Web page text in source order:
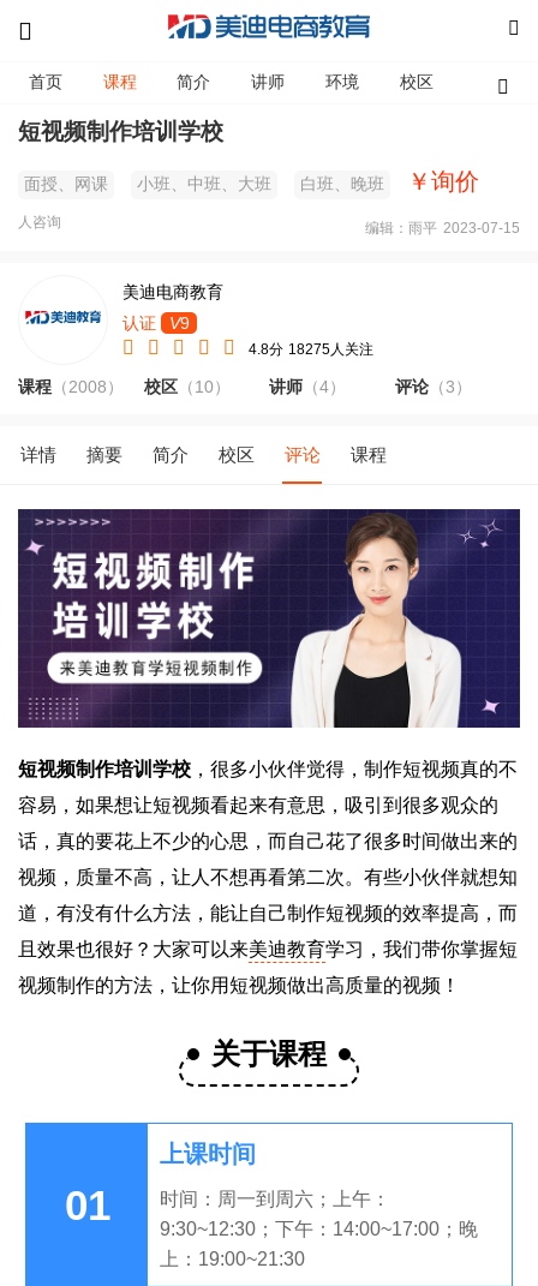
首页 课程 简介 讲师 环境 校区 资讯
短视频制作培训学校
面授、网课 小班、中班、大班 白班、晚班 ￥询价
人咨询 2023-07-15
编辑：雨平
美迪电商教育
认证
V9
4.8分 18275人关注
课程 （2008） 校区（10） 讲师 （4） 评论（3）
详情 摘要 简介 校区 评论 课程
短视频制作培训学校 ，很多小伙伴觉得，制作短视频真的不
容易，如果想让短视频看起来有意思，吸引到很多观众的
话，真的要花上不少的心思，而自己花了很多时间做出来的
视频，质量不高，让人不想再看第二次。有些小伙伴就想知
道，有没有什么方法，能让自己制作短视频的效率提高，而
且效果也很好？大家可以来美迪教育学习，我们带你掌握短
视频制作的方法，让你用短视频做出高质量的视频！
关于课程
01
上课时间
时间：周一到周六；上午：
9:30~12:30；下午：14:00~17:00；晚
上：19:00~21:30